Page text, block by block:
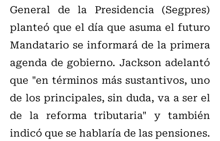
General de la Presidencia (Segpres)
planteó que el día que asuma el futuro
Mandatario se informará de la primera
agenda de gobierno. Jackson adelantó
que "en términos más sustantivos, uno
de los principales, sin duda, va a ser el
de la reforma tributaria" y también
indicó que se hablaría de las pensiones.